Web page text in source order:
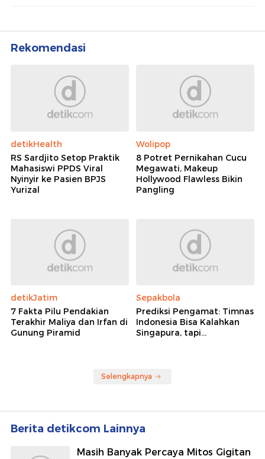
Rekomendasi
detikHealth
RS Sardjito Setop Praktik
Mahasiswi PPDS Viral
Nyinyir ke Pasien BPJS
Yurizal
Wolipop
8 Potret Pernikahan Cucu
Megawati, Makeup
Hollywood Flawless Bikin
Pangling
detikJatim
7 Fakta Pilu Pendakian
Terakhir Maliya dan Irfan di
Gunung Piramid
Sepakbola
Prediksi Pengamat: Timnas
Indonesia Bisa Kalahkan
Singapura, tapi...
Selengkapnya
Berita detikcom Lainnya
Masih Banyak Percaya Mitos Gigitan